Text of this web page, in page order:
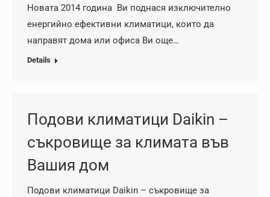
Новата 2014 година Ви поднася изключително
енергийно ефективни климатици, които да
направят дома или офиса Ви още…
Details
Подови климатици Daikin –
съкровище за климата във
Вашия дом
Подови климатици Daikin – съкровище за